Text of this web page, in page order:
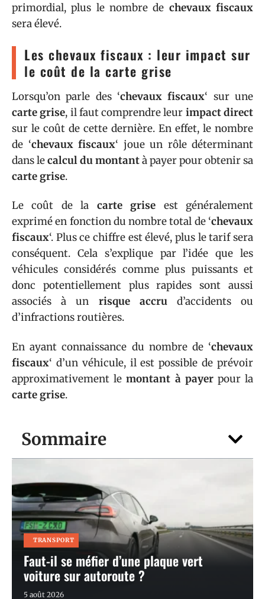
Sommaire
TRANSPORT
Faut-il se méfier d’une plaque vert
voiture sur autoroute ?
5 août 2026
primordial, plus le nombre de chevaux fiscaux
sera élevé.
Les chevaux fiscaux : leur impact sur
le coût de la carte grise
Lorsqu’on parle des ‘chevaux fiscaux‘ sur une
carte grise, il faut comprendre leur impact direct
sur le coût de cette dernière. En effet, le nombre
de ‘chevaux fiscaux‘ joue un rôle déterminant
dans lecalcul du montantà payer pour obtenir sa
carte grise.
Le coût de la carte grise est généralement
exprimé en fonction du nombre total de ‘chevaux
fiscaux‘. Plus ce chiffre est élevé, plus le tarif sera
conséquent. Cela s’explique par l’idée que les
véhicules considérés comme plus puissants et
donc potentiellement plus rapides sont aussi
associés à un risque accrud’accidents ou
d’infractions routières.
En ayant connaissance du nombre de ‘chevaux
fiscaux‘ d’un véhicule, il est possible de prévoir
approximativement lemontant à payerpour la
carte grise.